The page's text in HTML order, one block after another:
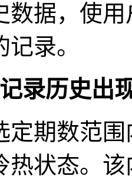
数据，使
录。
录历史出
定期数范
热状态。